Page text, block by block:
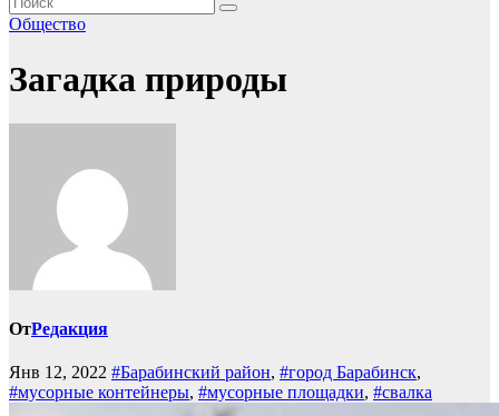
Общество
Загадка природы
ОтРедакция
Янв 12, 2022 #Барабинский район, #город Барабинск,
#мусорные контейнеры, #мусорные площадки, #свалка